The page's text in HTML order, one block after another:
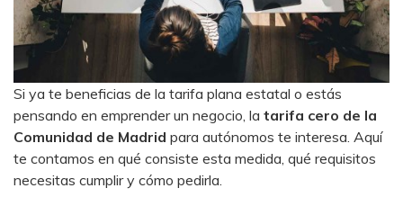
Si ya te beneficias de la tarifa plana estatal o estás
pensando en emprender un negocio, la tarifa cero de la
Comunidad de Madrid para autónomos te interesa. Aquí
te contamos en qué consiste esta medida, qué requisitos
necesitas cumplir y cómo pedirla.